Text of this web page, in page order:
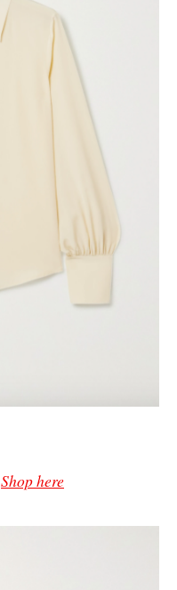
Shop here